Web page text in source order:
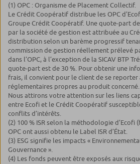
(1) OPC : Organisme de Placement Collectif.
Le Crédit Coopératif distribue les OPC
Groupe Crédit Coopératif. Une quote-part
par la société de gestion est attribuée au
distribution selon un barème progressif
commission de gestion réellement prélevé
dans l’OPC, à l’exception de la SICAV BTP
quote-part est de 30 %. Pour obtenir une
frais, il convient pour le client de se reporter
réglementaires propres au produit concerné.
Nous attirons votre attention sur les liens
entre Ecofi et le Crédit Coopératif
conflits d’intérêts.
(2) 100 % ISR selon la méthodologie d’Ecofi
OPC ont aussi obtenu le Label ISR d’État.
(3) ESG signifie les impacts «
Gouvernance ».
(4) Les fonds peuvent être exposés aux